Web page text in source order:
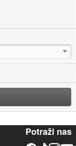
Potraži nas